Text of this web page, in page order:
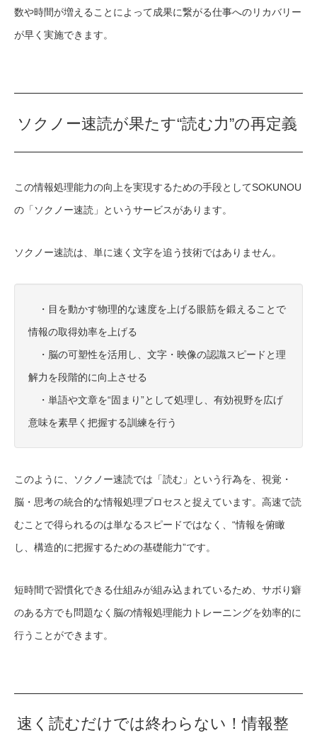
数や時間が増えることによって成果に繋がる仕事へのリカバリー
が早く実施できます。
ソクノー速読が果たす“読む力”の再定義
この情報処理能力の向上を実現するための手段としてSOKUNOU
の「ソクノー速読」というサービスがあります。
ソクノー速読は、単に速く文字を追う技術ではありません。
・目を動かす物理的な速度を上げる眼筋を鍛えることで
情報の取得効率を上げる
・脳の可塑性を活用し、文字・映像の認識スピードと理
解力を段階的に向上させる
・単語や文章を“固まり”として処理し、有効視野を広げ
意味を素早く把握する訓練を行う
このように、ソクノー速読では「読む」という行為を、視覚・
脳・思考の統合的な情報処理プロセスと捉えています。高速で読
むことで得られるのは単なるスピードではなく、“情報を俯瞰
し、構造的に把握するための基礎能力”です。
短時間で習慣化できる仕組みが組み込まれているため、サボり癖
のある方でも問題なく脳の情報処理能力トレーニングを効率的に
行うことができます。
速く読むだけでは終わらない！情報整